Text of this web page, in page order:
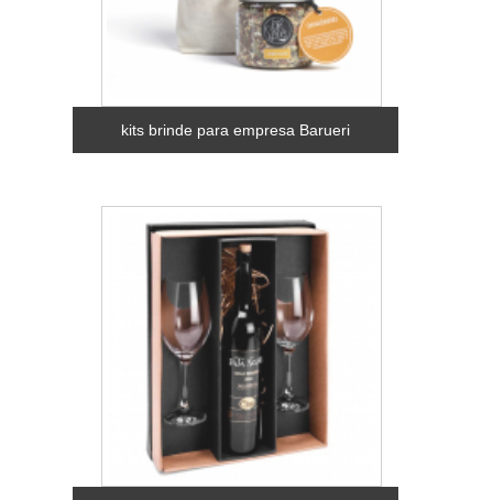
kits brinde para empresa Barueri